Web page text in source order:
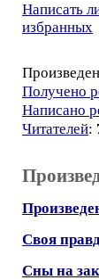
Написать
избранных
Получено
Написано
Читателей:
Своя
Сны на